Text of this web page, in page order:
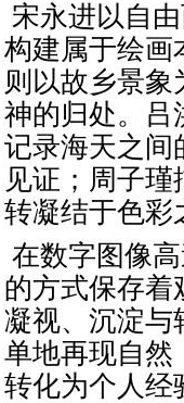
宋永进以自
构建属于绘画
则以故乡景
神的归处。吕
记录海天之间
见证；周子
转凝结于色彩
在数字图像
的方式保存着
凝视、沉淀与
单地再现自然
转化为个人经